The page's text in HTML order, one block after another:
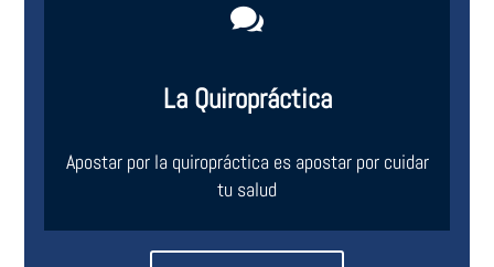

La Quiropráctica
Apostar por la quiropráctica es apostar por cuidar
tu salud